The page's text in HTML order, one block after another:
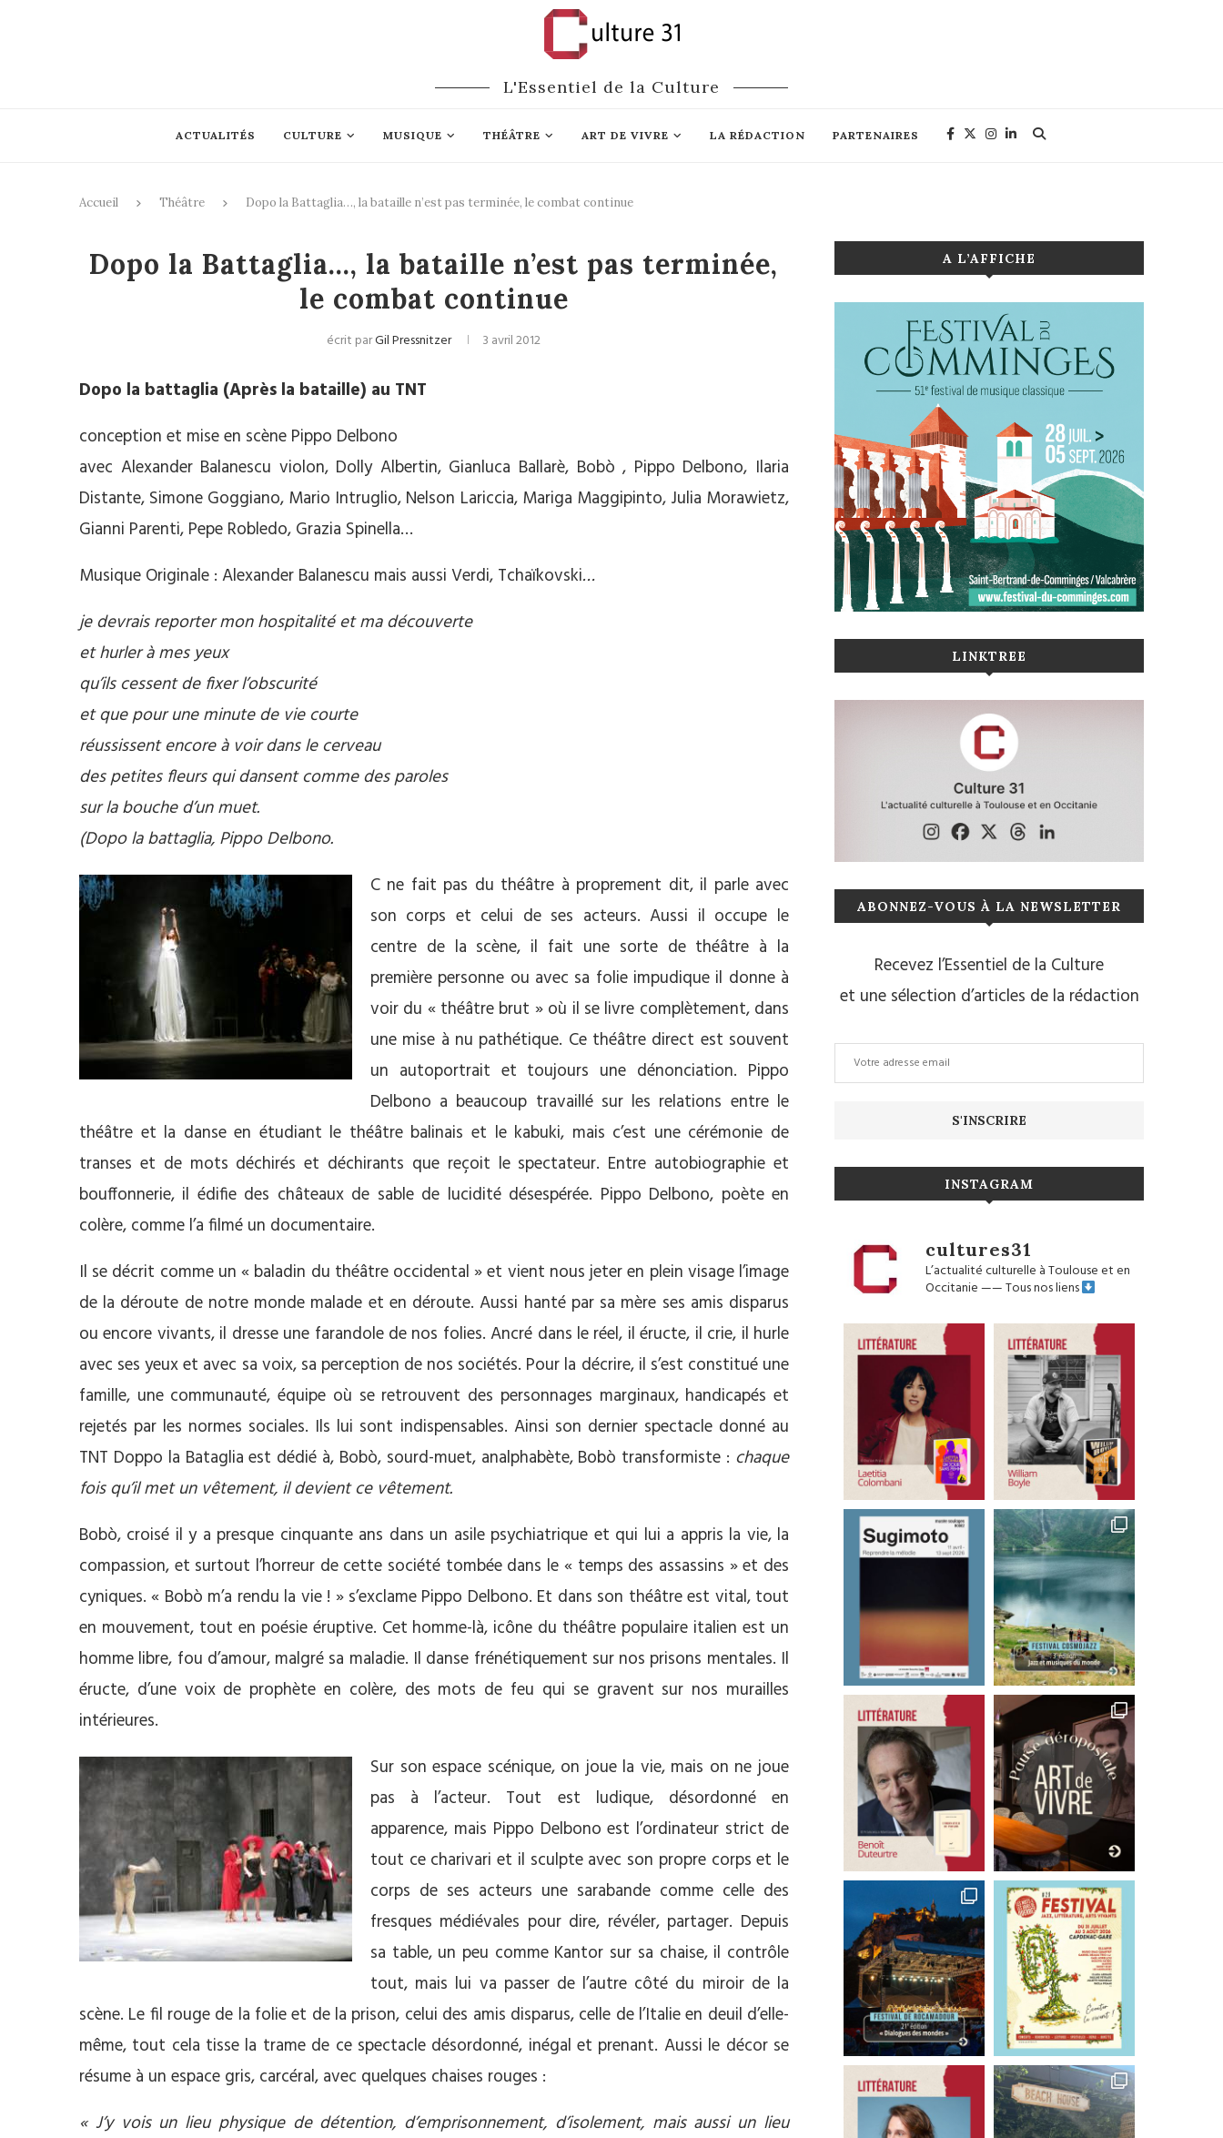
L'Essentiel de la Culture
ACTUALITÉS CULTURE MUSIQUE THÉÂTRE ART DE VIVRE LA RÉDACTION PARTENAIRES
Accueil Théâtre Dopo la Battaglia…, la bataille n’est pas terminée, le combat continue
Dopo la Battaglia…, la bataille n’est pas terminée,
le combat continue
écrit parGil Pressnitzer 3 avril 2012
Dopo la battaglia (Après la bataille) au TNT
conception et mise en scène Pippo Delbono
avec Alexander Balanescu violon, Dolly Albertin, Gianluca Ballarè, Bobò , Pippo Delbono, Ilaria
Distante, Simone Goggiano, Mario Intruglio, Nelson Lariccia, Mariga Maggipinto, Julia Morawietz,
Gianni Parenti, Pepe Robledo, Grazia Spinella…
Musique Originale : Alexander Balanescu mais aussi Verdi, Tchaïkovski…
je devrais reporter mon hospitalité et ma découverte
et hurler à mes yeux
qu’ils cessent de fixer l’obscurité
et que pour une minute de vie courte
réussissent encore à voir dans le cerveau
des petites fleurs qui dansent comme des paroles
sur la bouche d’un muet.
(Dopo la battaglia, Pippo Delbono.
C ne fait pas du théâtre à proprement dit, il parle avec
son corps et celui de ses acteurs. Aussi il occupe le
centre de la scène, il fait une sorte de théâtre à la
première personne ou avec sa folie impudique il donne à
voir du « théâtre brut » où il se livre complètement, dans
une mise à nu pathétique. Ce théâtre direct est souvent
un autoportrait et toujours une dénonciation. Pippo
Delbono a beaucoup travaillé sur les relations entre le
théâtre et la danse en étudiant le théâtre balinais et le kabuki, mais c’est une cérémonie de
transes et de mots déchirés et déchirants que reçoit le spectateur. Entre autobiographie et
bouffonnerie, il édifie des châteaux de sable de lucidité désespérée. Pippo Delbono, poète en
colère, comme l’a filmé un documentaire.
Il se décrit comme un « baladin du théâtre occidental » et vient nous jeter en plein visage l’image
de la déroute de notre monde malade et en déroute. Aussi hanté par sa mère ses amis disparus
ou encore vivants, il dresse une farandole de nos folies. Ancré dans le réel, il éructe, il crie, il hurle
avec ses yeux et avec sa voix, sa perception de nos sociétés. Pour la décrire, il s’est constitué une
famille, une communauté, équipe où se retrouvent des personnages marginaux, handicapés et
rejetés par les normes sociales. Ils lui sont indispensables. Ainsi son dernier spectacle donné au
TNT Doppo la Bataglia est dédié à, Bobò, sourd-muet, analphabète, Bobò transformiste : chaque
fois qu’il met un vêtement, il devient ce vêtement.
Bobò, croisé il y a presque cinquante ans dans un asile psychiatrique et qui lui a appris la vie, la
compassion, et surtout l’horreur de cette société tombée dans le « temps des assassins » et des
cyniques. « Bobò m’a rendu la vie ! » s’exclame Pippo Delbono. Et dans son théâtre est vital, tout
en mouvement, tout en poésie éruptive. Cet homme-là, icône du théâtre populaire italien est un
homme libre, fou d’amour, malgré sa maladie. Il danse frénétiquement sur nos prisons mentales. Il
éructe, d’une voix de prophète en colère, des mots de feu qui se gravent sur nos murailles
intérieures.
Sur son espace scénique, on joue la vie, mais on ne joue
pas à l’acteur. Tout est ludique, désordonné en
apparence, mais Pippo Delbono est l’ordinateur strict de
tout ce charivari et il sculpte avec son propre corps et le
corps de ses acteurs une sarabande comme celle des
fresques médiévales pour dire, révéler, partager. Depuis
sa table, un peu comme Kantor sur sa chaise, il contrôle
tout, mais lui va passer de l’autre côté du miroir de la
scène. Le fil rouge de la folie et de la prison, celui des amis disparus, celle de l’Italie en deuil d’elle-
même, tout cela tisse la trame de ce spectacle désordonné, inégal et prenant. Aussi le décor se
résume à un espace gris, carcéral, avec quelques chaises rouges :
« J’y vois un lieu physique de détention, d’emprisonnement, d’isolement, mais aussi un lieu
A L’AFFICHE
LINKTREE
ABONNEZ-VOUS À LA NEWSLETTER
Recevez l’Essentiel de la Culture
et une sélection d’articles de la rédaction
INSTAGRAM
cultures31
L’actualité culturelle à Toulouse et en
Occitanie——Tous nos liens